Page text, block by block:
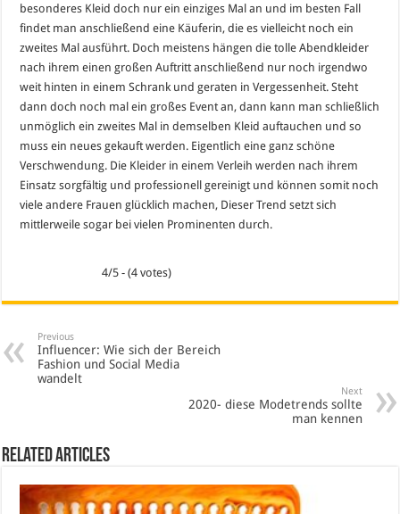
besonderes Kleid doch nur ein einziges Mal an und im besten Fall
findet man anschließend eine Käuferin, die es vielleicht noch ein
zweites Mal ausführt. Doch meistens hängen die tolle Abendkleider
nach ihrem einen großen Auftritt anschließend nur noch irgendwo
weit hinten in einem Schrank und geraten in Vergessenheit. Steht
dann doch noch mal ein großes Event an, dann kann man schließlich
unmöglich ein zweites Mal in demselben Kleid auftauchen und so
muss ein neues gekauft werden. Eigentlich eine ganz schöne
Verschwendung. Die Kleider in einem Verleih werden nach ihrem
Einsatz sorgfältig und professionell gereinigt und können somit noch
viele andere Frauen glücklich machen, Dieser Trend setzt sich
mittlerweile sogar bei vielen Prominenten durch.
4/5 - (4 votes)
Previous
Influencer: Wie sich der Bereich
Fashion und Social Media
wandelt
Next
2020- diese Modetrends sollte
man kennen
Related Articles